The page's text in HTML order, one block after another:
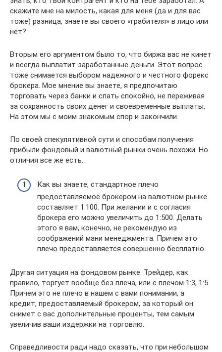
скажите мне на милость, какая для меня (да и для вас
тоже) разница, знаете вы своего «грабителя» в лицо или
нет?
Вторым его аргументом было то, что биржа вас не кинет
и всегда выплатит заработанные деньги. Этот вопрос
тоже снимается выбором надежного и честного форекс
брокера. Мое мнение вы знаете, я предпочитаю
торговать через банки и спать спокойно, не переживая
за сохранность своих денег и своевременные выплаты.
На этом мы с моим знакомым спор и закончили.
По своей спекулятивной сути и способам получения
прибыли фондовый и валютный рынки очень похожи. Но
отличия все же есть.
Как вы знаете, стандартное плечо
предоставляемое брокером на валютном рынке
составляет 1:100. При желании и с согласия
брокера его можно увеличить до 1:500. Делать
этого я вам, конечно, не рекомендую из
соображений мани менеджмента. Причем это
плечо предоставляется совершенно бесплатно.
Другая ситуация на фондовом рынке. Трейдер, как
правило, торгует вообще без плеча, или с плечом 1:3, 1:5.
Причем это не плечо в нашем с вами понимании, а
кредит, предоставляемый брокером, за который он
снимет с вас дополнительные проценты, тем самым
увеличив ваши издержки на торговлю.
Справедливости ради надо сказать, что при небольшом